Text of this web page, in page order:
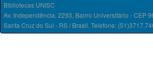
Bibliotecas UNISC
Av. Independência, 2293, Bairro Universitário - CEP
Santa Cruz do Sul - RS / Brasil. Telefone: